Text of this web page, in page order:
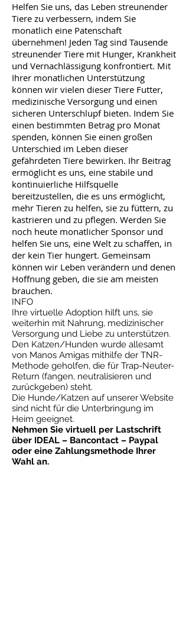
Helfen Sie uns, das Leben streunender
Tiere zu verbessern, indem Sie
monatlich eine Patenschaft
übernehmen! Jeden Tag sind Tausende
streunender Tiere mit Hunger, Krankheit
und Vernachlässigung konfrontiert. Mit
Ihrer monatlichen Unterstützung
können wir vielen dieser Tiere Futter,
medizinische Versorgung und einen
sicheren Unterschlupf bieten. Indem Sie
einen bestimmten Betrag pro Monat
spenden, können Sie einen großen
Unterschied im Leben dieser
gefährdeten Tiere bewirken. Ihr Beitrag
ermöglicht es uns, eine stabile und
kontinuierliche Hilfsquelle
bereitzustellen, die es uns ermöglicht,
mehr Tieren zu helfen, sie zu füttern, zu
kastrieren und zu pflegen. Werden Sie
noch heute monatlicher Sponsor und
helfen Sie uns, eine Welt zu schaffen, in
der kein Tier hungert. Gemeinsam
können wir Leben verändern und denen
Hoffnung geben, die sie am meisten
brauchen.
INFO
Ihre virtuelle Adoption hilft uns, sie
weiterhin mit Nahrung, medizinischer
Versorgung und Liebe zu unterstützen.
Den Katzen/Hunden wurde allesamt
von Manos Amigas mithilfe der TNR-
Methode geholfen, die für Trap-Neuter-
Return (fangen, neutralisieren und
zurückgeben) steht.
Die Hunde/Katzen auf unserer Website
sind nicht für die Unterbringung im
Heim geeignet.
Nehmen Sie virtuell per Lastschrift
über IDEAL – Bancontact – Paypal
oder eine Zahlungsmethode Ihrer
Wahl an.